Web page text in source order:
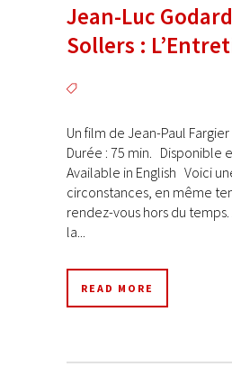
Jean-Luc
Sollers :
Un film de Jean-Paul
Durée : 75 min. Disponible
Available in English Voici
circonstances, en même
rendez-vous hors du
la...
READ MORE